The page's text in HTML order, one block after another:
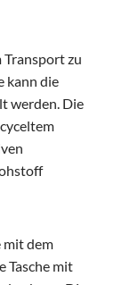
zu
kann die
werden. Die
mit dem
Tasche mit